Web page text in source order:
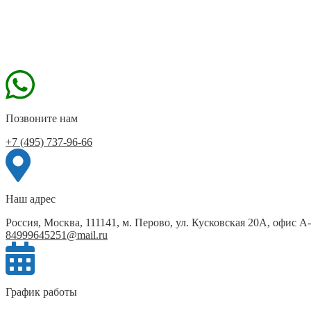
Позвоните нам
+7 (495) 737-96-66
Наш адрес
Россия, Москва, 111141, м. Перово, ул. Кусковская 20А, офис
84999645251@mail.ru
График работы